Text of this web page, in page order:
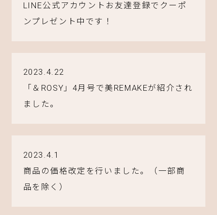
LINE公式アカウントお友達登録でクーポ
ンプレゼント中です！
2023.4.22
「＆ROSY」4月号で美REMAKEが紹介され
ました。
2023.4.1
商品の価格改定を行いました。（一部商
品を除く）